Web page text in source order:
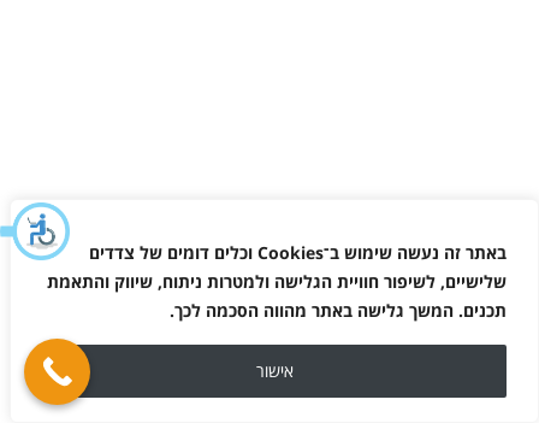
באתר זה נעשה שימוש ב־Cookies וכלים דומים של צדדים
שלישיים, לשיפור חוויית הגלישה ולמטרות ניתוח, שיווק והתאמת
תכנים. המשך גלישה באתר מהווה הסכמה לכך.
אישור